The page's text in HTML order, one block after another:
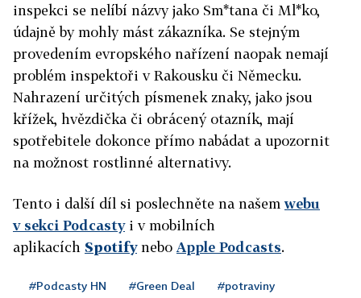
inspekci se nelíbí názvy jako Sm*tana či Ml*ko,
údajně by mohly mást zákazníka. Se stejným
provedením evropského nařízení naopak nemají
problém inspektoři v Rakousku či Německu.
Nahrazení určitých písmenek znaky, jako jsou
křížek, hvězdička či obrácený otazník, mají
spotřebitele dokonce přímo nabádat a upozornit
na možnost rostlinné alternativy.
Tento i další díl si poslechněte na našemwebu
v sekci Podcastyi v mobilních
aplikacích Spotifynebo Apple Podcasts.
#Podcasty HN #Green Deal #potraviny